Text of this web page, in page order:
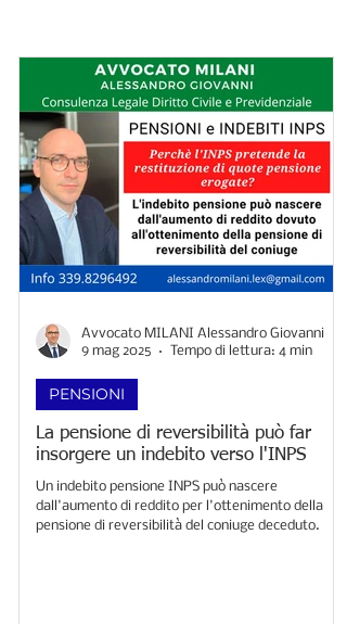
La pensione di reversibilità può far
insorgere un indebito verso l'INPS
Un indebito pensione INPS può nascere
dall'aumento di reddito per l'ottenimento della
pensione di reversibilità del coniuge deceduto.
PENSIONI
Avvocato MILANI Alessandro Giovanni
9 mag 2025
Tempo di lettura: 4 min